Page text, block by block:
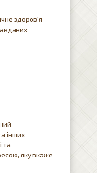
здоров'я
інших
та
яку вкаже